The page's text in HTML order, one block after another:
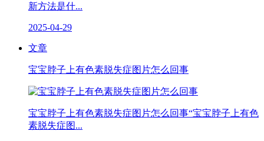
新方法是什...
2025-04-29
文章
宝宝脖子上有色素脱失症图片怎么回事
宝宝脖子上有色素脱失症图片怎么回事“宝宝脖子上有色
素脱失症图...